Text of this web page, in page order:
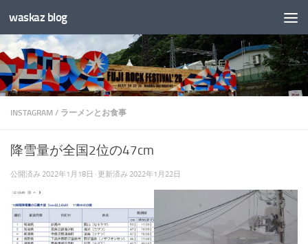
コンテンツへスキップ
waskaz blog
INSTAGRAM / ラーメンとお食事
降雪量が全国2位の47cm
公開済み 2022年1月18日 · 更新済み 2022年1月22日